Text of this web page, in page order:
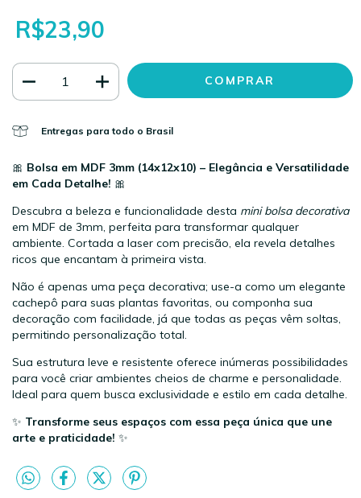
R$23,90
Entregas para todo o Brasil
🎀 Bolsa em MDF 3mm (14x12x10) – Elegância e Versatilidade
em Cada Detalhe! 🎀
Descubra a beleza e funcionalidade desta mini bolsa decorativa
em MDF de 3mm, perfeita para transformar qualquer
ambiente. Cortada a laser com precisão, ela revela detalhes
ricos que encantam à primeira vista.
Não é apenas uma peça decorativa; use-a como um elegante
cachepô para suas plantas favoritas, ou componha sua
decoração com facilidade, já que todas as peças vêm soltas,
permitindo personalização total.
Sua estrutura leve e resistente oferece inúmeras possibilidades
para você criar ambientes cheios de charme e personalidade.
Ideal para quem busca exclusividade e estilo em cada detalhe.
✨ Transforme seus espaços com essa peça única que une
arte e praticidade! ✨